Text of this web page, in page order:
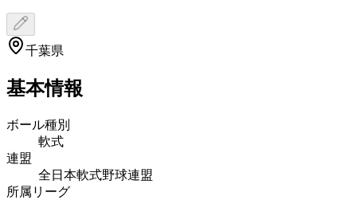
千葉県
基本情報
ボール種別
軟式
連盟
全日本軟式野球連盟
所属リーグ